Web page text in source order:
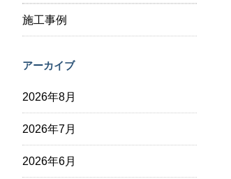
施工事例
アーカイブ
2026年8月
2026年7月
2026年6月